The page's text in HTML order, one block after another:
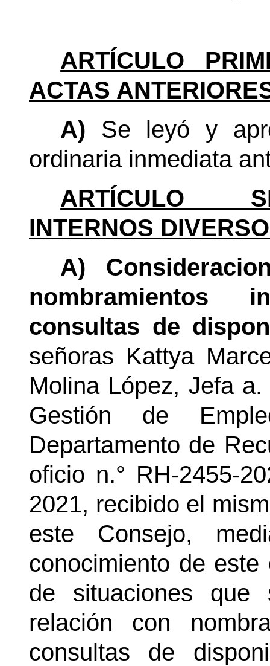
ARTÍCULO
ACTAS
A) Se leyó y
ordinaria inmediata
ARTÍCULO
INTERNOS
A)
nombramientos
consultas de
señoras Kattya
Molina López, Jefa
Gestión de
Departamento de
oficio n.° RH-2455-
2021, recibido el
este Consejo,
conocimiento de
de situaciones que
relación con
consultas de